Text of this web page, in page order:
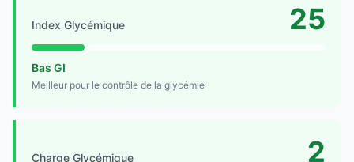
Index Glycémique 25
Bas GI
Meilleur pour le contrôle de la glycémie
Charge Glycémique 2